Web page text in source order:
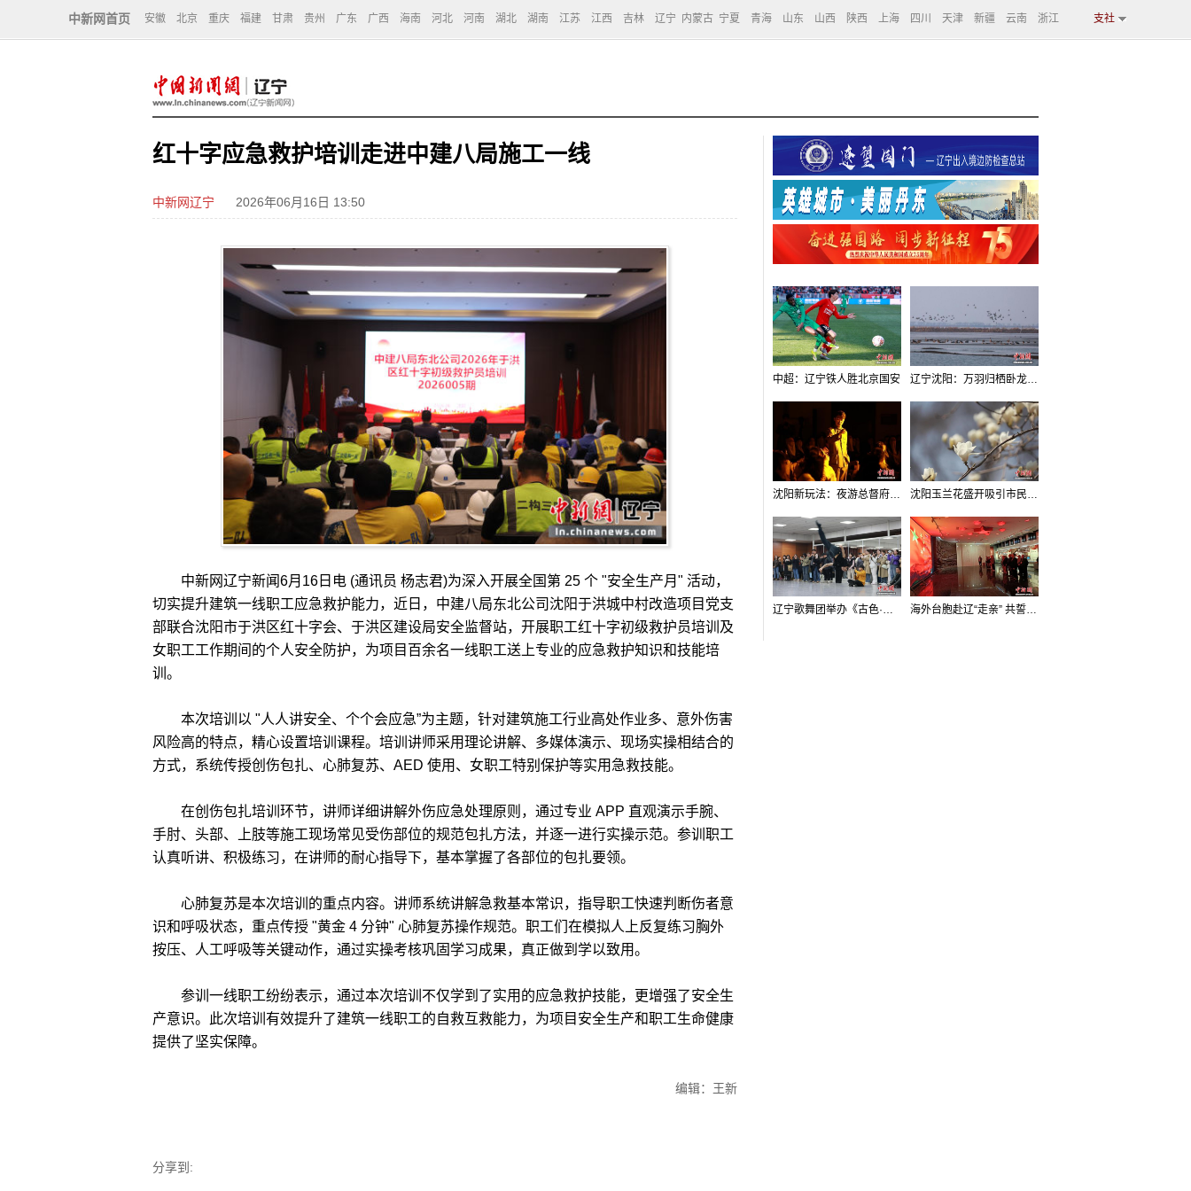
中新网首页 安徽 北京 重庆 福建 甘肃 贵州 广东 广西 海南 河北 河南 湖北 湖南 江苏 江西 吉林 辽宁 内蒙古 宁夏 青海 山东 山西 陕西 上海 四川 天津 新疆 云南 浙江 支社
红十字应急救护培训走进中建八局施工一线
中新网辽宁 2026年06月16日 13:50
中新网辽宁新闻6月16日电 (通讯员 杨志君)为深入开展全国第 25 个 "安全生产月" 活动，
切实提升建筑一线职工应急救护能力，近日，中建八局东北公司沈阳于洪城中村改造项目党支
部联合沈阳市于洪区红十字会、于洪区建设局安全监督站，开展职工红十字初级救护员培训及
女职工工作期间的个人安全防护，为项目百余名一线职工送上专业的应急救护知识和技能培
训。
本次培训以 "人人讲安全、个个会应急”为主题，针对建筑施工行业高处作业多、意外伤害
风险高的特点，精心设置培训课程。培训讲师采用理论讲解、多媒体演示、现场实操相结合的
方式，系统传授创伤包扎、心肺复苏、AED 使用、女职工特别保护等实用急救技能。
在创伤包扎培训环节，讲师详细讲解外伤应急处理原则，通过专业 APP 直观演示手腕、
手肘、头部、上肢等施工现场常见受伤部位的规范包扎方法，并逐一进行实操示范。参训职工
认真听讲、积极练习，在讲师的耐心指导下，基本掌握了各部位的包扎要领。
心肺复苏是本次培训的重点内容。讲师系统讲解急救基本常识，指导职工快速判断伤者意
识和呼吸状态，重点传授 "黄金 4 分钟" 心肺复苏操作规范。职工们在模拟人上反复练习胸外
按压、人工呼吸等关键动作，通过实操考核巩固学习成果，真正做到学以致用。
参训一线职工纷纷表示，通过本次培训不仅学到了实用的应急救护技能，更增强了安全生
产意识。此次培训有效提升了建筑一线职工的自救互救能力，为项目安全生产和职工生命健康
提供了坚实保障。
编辑：王新
分享到:
中超：辽宁铁人胜北京国安 辽宁沈阳：万羽归栖卧龙湖看群鸟齐飞
沈阳新玩法：夜游总督府，当一回“赴宴者” 沈阳玉兰花盛开吸引市民打卡
辽宁歌舞团举办《古色·国宝辽宁》排练开放日活动 海外台胞赴辽“走亲” 共誓“和平初心”